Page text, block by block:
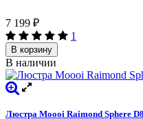
7 199 ₽
1
В корзину
В наличии
Люстра Moooi Raimond Sphere